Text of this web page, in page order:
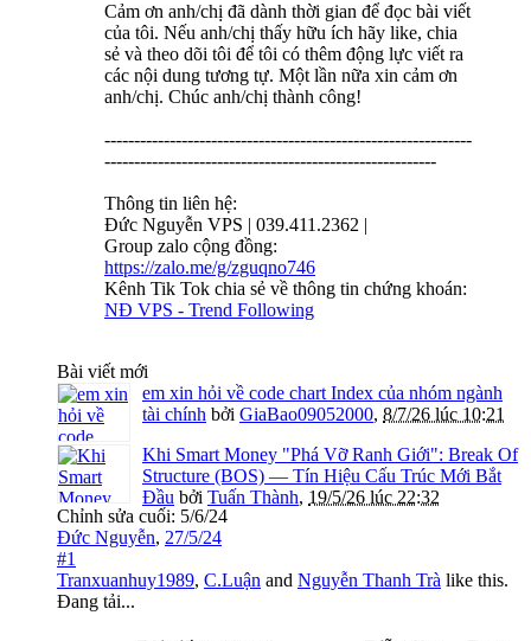
Cảm ơn anh/chị đã dành thời gian để đọc bài viết
của tôi. Nếu anh/chị thấy hữu ích hãy like, chia
sẻ và theo dõi tôi để tôi có thêm động lực viết ra
các nội dung tương tự. Một lần nữa xin cảm ơn
anh/chị. Chúc anh/chị thành công!
--------------------------------------------------------------
--------------------------------------------------------
Thông tin liên hệ:
Đức Nguyễn VPS | 039.411.2362 |
Group zalo cộng đồng:
https://zalo.me/g/zguqno746
Kênh Tik Tok chia sẻ về thông tin chứng khoán:
NĐ VPS - Trend Following
Bài viết mới
em xin hỏi về code chart Index của nhóm ngành
tài chính bởi GiaBao09052000, 8/7/26 lúc 10:21
Khi Smart Money "Phá Vỡ Ranh Giới": Break Of
Structure (BOS) — Tín Hiệu Cấu Trúc Mới Bắt
Đầu bởi Tuấn Thành, 19/5/26 lúc 22:32
Chỉnh sửa cuối: 5/6/24
Đức Nguyễn, 27/5/24
#1
Tranxuanhuy1989, C.Luận and Nguyễn Thanh Trà like this.
Đang tải...